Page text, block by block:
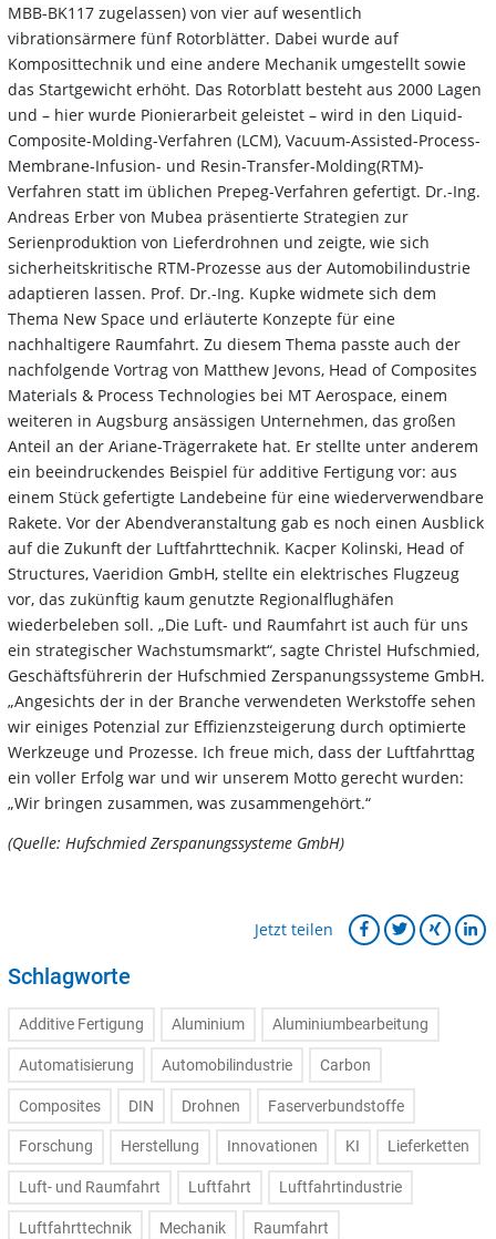
MBB-BK117 zugelassen) von vier auf wesentlich
vibrationsärmere fünf Rotorblätter. Dabei wurde auf
Komposittechnik und eine andere Mechanik umgestellt sowie
das Startgewicht erhöht. Das Rotorblatt besteht aus 2000 Lagen
und – hier wurde Pionierarbeit geleistet – wird in den Liquid-
Composite-Molding-Verfahren (LCM), Vacuum-Assisted-Process-
Membrane-Infusion- und Resin-Transfer-Molding(RTM)-
Verfahren statt im üblichen Prepeg-Verfahren gefertigt. Dr.-Ing.
Andreas Erber von Mubea präsentierte Strategien zur
Serienproduktion von Lieferdrohnen und zeigte, wie sich
sicherheitskritische RTM-Prozesse aus der Automobilindustrie
adaptieren lassen. Prof. Dr.-Ing. Kupke widmete sich dem
Thema New Space und erläuterte Konzepte für eine
nachhaltigere Raumfahrt. Zu diesem Thema passte auch der
nachfolgende Vortrag von Matthew Jevons, Head of Composites
Materials & Process Technologies bei MT Aerospace, einem
weiteren in Augsburg ansässigen Unternehmen, das großen
Anteil an der Ariane-Trägerrakete hat. Er stellte unter anderem
ein beeindruckendes Beispiel für additive Fertigung vor: aus
einem Stück gefertigte Landebeine für eine wiederverwendbare
Rakete. Vor der Abendveranstaltung gab es noch einen Ausblick
auf die Zukunft der Luftfahrttechnik. Kacper Kolinski, Head of
Structures, Vaeridion GmbH, stellte ein elektrisches Flugzeug
vor, das zukünftig kaum genutzte Regionalflughäfen
wiederbeleben soll. „Die Luft- und Raumfahrt ist auch für uns
ein strategischer Wachstumsmarkt“, sagte Christel Hufschmied,
Geschäftsführerin der Hufschmied Zerspanungssysteme GmbH.
„Angesichts der in der Branche verwendeten Werkstoffe sehen
wir einiges Potenzial zur Effizienzsteigerung durch optimierte
Werkzeuge und Prozesse. Ich freue mich, dass der Luftfahrttag
ein voller Erfolg war und wir unserem Motto gerecht wurden:
„Wir bringen zusammen, was zusammengehört.“
(Quelle: Hufschmied Zerspanungssysteme GmbH)
Jetzt teilen
Schlagworte
Additive Fertigung Aluminium Aluminiumbearbeitung
Automatisierung Automobilindustrie Carbon
Composites DIN Drohnen Faserverbundstoffe
Forschung Herstellung Innovationen KI Lieferketten
Luft- und Raumfahrt Luftfahrt Luftfahrtindustrie
Luftfahrttechnik Mechanik Raumfahrt